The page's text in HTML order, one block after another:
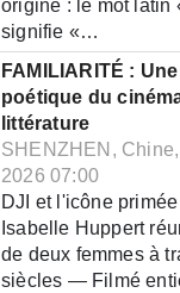
origine : le mot latin
signifie «…
FAMILIARITÉ :
poétique du
littérature
SHENZHEN,
2026 07:00
DJI et l'icône
Isabelle Huppert
de deux femmes à
siècles — Filmé